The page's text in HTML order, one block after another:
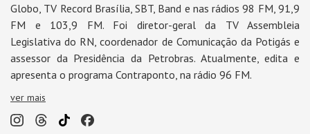
Globo, TV Record Brasília, SBT, Band e nas rádios 98 FM, 91,9
FM e 103,9 FM. Foi diretor-geral da TV Assembleia
Legislativa do RN, coordenador de Comunicação da Potigás e
assessor da Presidência da Petrobras. Atualmente, edita e
apresenta o programa Contraponto, na rádio 96 FM.
ver mais